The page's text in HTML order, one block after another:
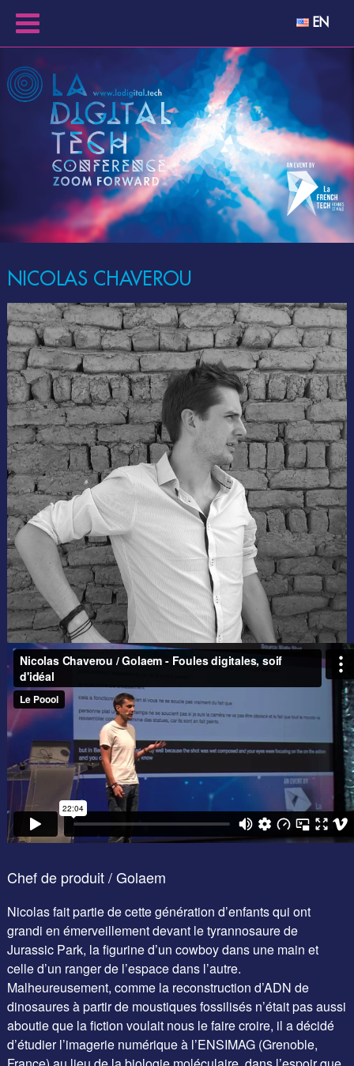
EN
NICOLAS CHAVEROU
Chef de produit / Golaem
Nicolas fait partie de cette génération d’enfants qui ont
grandi en émerveillement devant le tyrannosaure de
Jurassic Park, la figurine d’un cowboy dans une main et
celle d’un ranger de l’espace dans l’autre.
Malheureusement, comme la reconstruction d’ADN de
dinosaures à partir de moustiques fossilisés n’était pas aussi
aboutie que la fiction voulait nous le faire croire, il a décidé
d’étudier l’imagerie numérique à l’ENSIMAG (Grenoble,